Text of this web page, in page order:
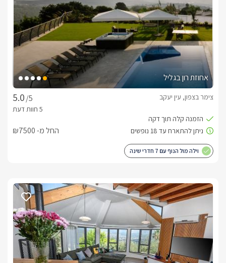
אחוזת רון בגליל
/5
צימר בצפון, עין יעקב
החל מ- ₪7500
וילה מול הנוף עם 7 חדרי שינה